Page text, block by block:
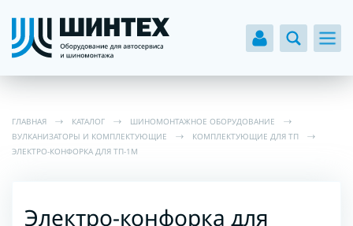
ГЛАВНАЯ КАТАЛОГ
ШИНОМОНТАЖНОЕ ОБОРУДОВАНИЕ
ВУЛКАНИЗАТОРЫ И КОМПЛЕКТУЮЩИЕ
КОМПЛЕКТУЮЩИЕ ДЛЯ ТП
ЭЛЕКТРО-КОНФОРКА ДЛЯ ТП-1М
Электро-конфорка для